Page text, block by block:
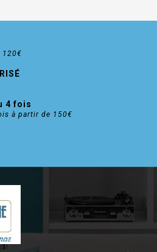
120€
4 fois
à partir de 150€